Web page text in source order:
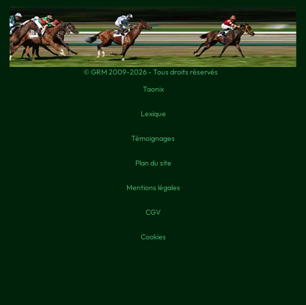
© GRM 2009-2026 - Tous droits réservés
Taonix
Lexique
Témoignages
Plan du site
Mentions légales
CGV
Cookies